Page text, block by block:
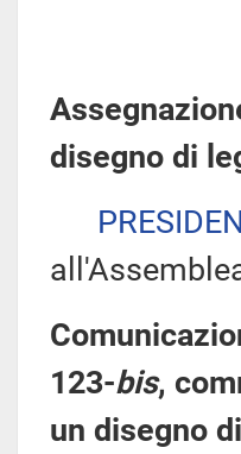
disegno di
123-bis,
un disegno